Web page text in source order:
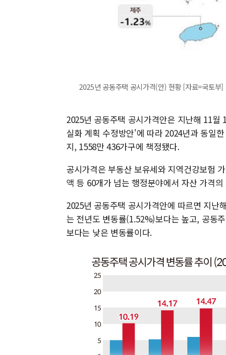
2025년 공동주택 공시가격(안) 현황 [자료=국토부]
2025년 공동주택 공시가격안은 지난해 11
실화 계획 수정방안'에 따라 2024년과 동일
지, 1558만 436가구에 책정됐다.
공시가격은 부동산 보유세와 지역건강보험
액 등 60개가 넘는 행정분야에서 자산 가격
2025년 공동주택 공시가격안에 따르면 지난
는 전년도 변동률(1.52%)보다는 높고, 공동
보다는 낮은 변동률이다.